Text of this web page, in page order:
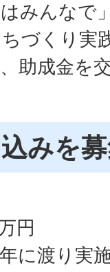
みんなで
づくり実
助成金を
みを
円
に渡り実